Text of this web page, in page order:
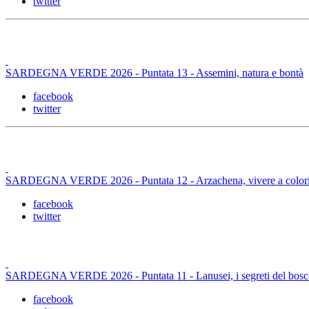
SARDEGNA VERDE 2026 - Puntata 13 - Assemini, natura e bontà
facebook
twitter
SARDEGNA VERDE 2026 - Puntata 12 - Arzachena, vivere a
facebook
twitter
SARDEGNA VERDE 2026 - Puntata 11 - Lanusei, i segreti del
facebook